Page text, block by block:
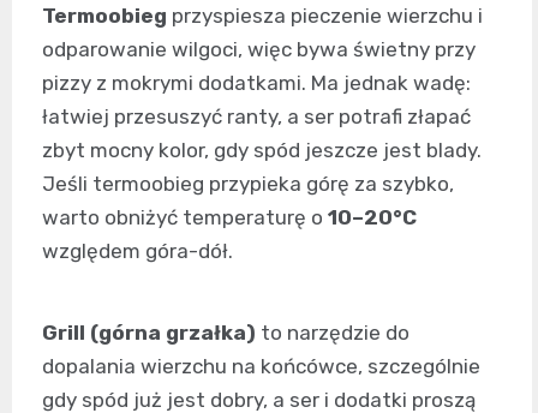
Termoobieg przyspiesza pieczenie wierzchu i
odparowanie wilgoci, więc bywa świetny przy
pizzy z mokrymi dodatkami. Ma jednak wadę:
łatwiej przesuszyć ranty, a ser potrafi złapać
zbyt mocny kolor, gdy spód jeszcze jest blady.
Jeśli termoobieg przypieka górę za szybko,
warto obniżyć temperaturę o 10–20°C
względem góra-dół.
Grill (górna grzałka) to narzędzie do
dopalania wierzchu na końcówce, szczególnie
gdy spód już jest dobry, a ser i dodatki proszą